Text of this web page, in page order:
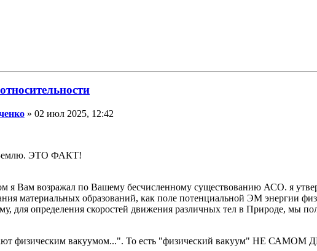
» 02 июл 2025, 12:42
Землю. ЭТО ФАКТ!
я Вам возражал по Вашему бесчисленному существованию АСО. я
материальных образований, как поле потенциальной ЭМ энергии
для определения скоростей движения различных тел в Природе, мы
физическим вакуумом...". То есть "физический вакуум" НЕ